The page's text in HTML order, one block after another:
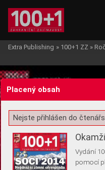
Žádost o souhlas s
Extra Publishing » 100+1 ZZ »
Placený obsah
Nejste přihlášen do
Vydání
pomocí